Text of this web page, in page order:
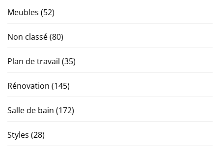
Meubles (52)
Non classé(80)
Plan de travail (35)
Rénovation (145)
Salle de bain (172)
Styles (28)